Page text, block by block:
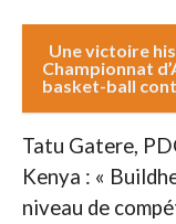
Une victoire
Championnat
basket-ball
Tatu Gatere,
Kenya : «
niveau de